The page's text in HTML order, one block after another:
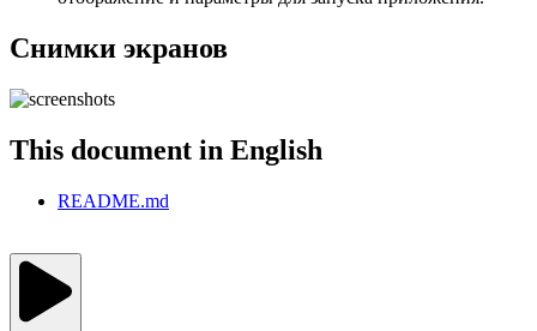
Снимки экранов
This document in English
README.md